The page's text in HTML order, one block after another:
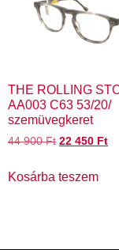
THE ROLLING
AA003 C63 53/20/
szemüvegkeret
44 900Ft 22 450 Ft
Kosárba teszem